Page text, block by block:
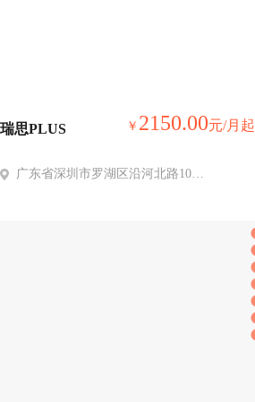
瑞思PLUS ￥ 2150.00元/月 起
广东省深圳市罗湖区沿河北路1002号瑞思国际大厦C座3楼